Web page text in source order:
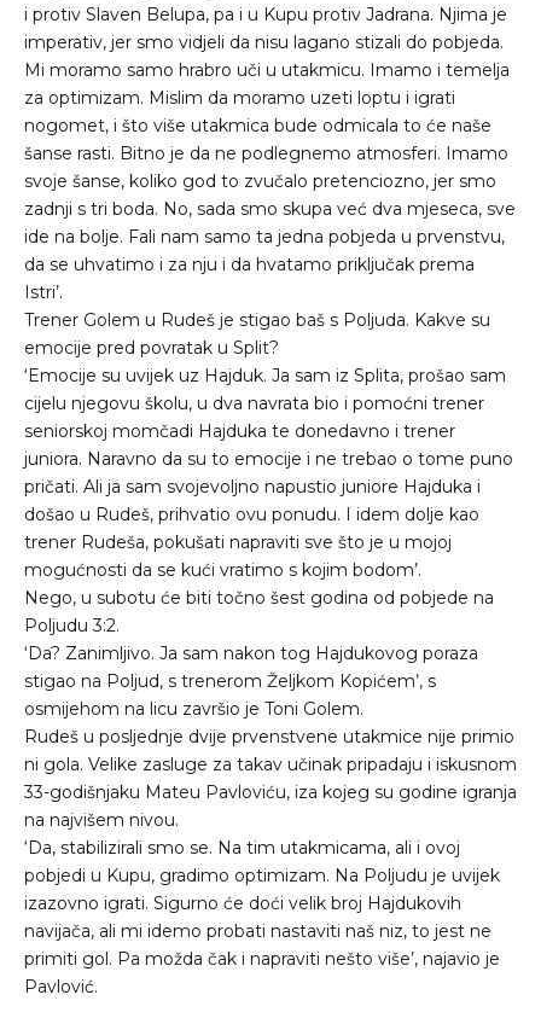
i protiv Slaven Belupa, pa i u Kupu protiv Jadrana. Njima je
imperativ, jer smo vidjeli da nisu lagano stizali do pobjeda.
Mi moramo samo hrabro uči u utakmicu. Imamo i temelja
za optimizam. Mislim da moramo uzeti loptu i igrati
nogomet, i što više utakmica bude odmicala to će naše
šanse rasti. Bitno je da ne podlegnemo atmosferi. Imamo
svoje šanse, koliko god to zvučalo pretenciozno, jer smo
zadnji s tri boda. No, sada smo skupa već dva mjeseca, sve
ide na bolje. Fali nam samo ta jedna pobjeda u prvenstvu,
da se uhvatimo i za nju i da hvatamo priključak prema
Istri’.
Trener Golem u Rudeš je stigao baš s Poljuda. Kakve su
emocije pred povratak u Split?
‘Emocije su uvijek uz Hajduk. Ja sam iz Splita, prošao sam
cijelu njegovu školu, u dva navrata bio i pomoćni trener
seniorskoj momčadi Hajduka te donedavno i trener
juniora. Naravno da su to emocije i ne trebao o tome puno
pričati. Ali ja sam svojevoljno napustio juniore Hajduka i
došao u Rudeš, prihvatio ovu ponudu. I idem dolje kao
trener Rudeša, pokušati napraviti sve što je u mojoj
mogućnosti da se kući vratimo s kojim bodom’.
Nego, u subotu će biti točno šest godina od pobjede na
Poljudu 3:2.
‘Da? Zanimljivo. Ja sam nakon tog Hajdukovog poraza
stigao na Poljud, s trenerom Željkom Kopićem’, s
osmijehom na licu završio je Toni Golem.
Rudeš u posljednje dvije prvenstvene utakmice nije primio
ni gola. Velike zasluge za takav učinak pripadaju i iskusnom
33-godišnjaku Mateu Pavloviću, iza kojeg su godine igranja
na najvišem nivou.
‘Da, stabilizirali smo se. Na tim utakmicama, ali i ovoj
pobjedi u Kupu, gradimo optimizam. Na Poljudu je uvijek
izazovno igrati. Sigurno će doći velik broj Hajdukovih
navijača, ali mi idemo probati nastaviti naš niz, to jest ne
primiti gol. Pa možda čak i napraviti nešto više’, najavio je
Pavlović.